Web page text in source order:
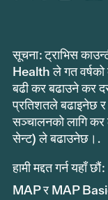
सूचना: ट्राभिस
Health ले गत वर्षको
बढी कर बढाउने कर
प्रतिशतले बढाइनेछ
सञ्चालनको लागि
सेन्ट) ले बढाउनेछ।.
हामी मद्दत गर्न यहाँ छौं:
MAP र MAP